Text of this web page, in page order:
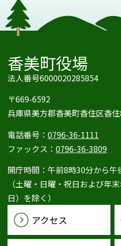
香美町役場
法人番号6000020285854
〒669-6592
兵庫県美方郡香美町香住区香
電話番号： 0796-36-1111
ファックス： 0796-36-3809
開庁時間：午前8時30分から午
（土曜・日曜・祝日および年
日）を除く）
アクセス